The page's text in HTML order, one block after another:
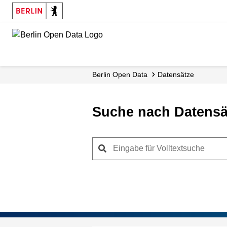
Skip
main
Berlin Open Data Datensätze
Suche nach